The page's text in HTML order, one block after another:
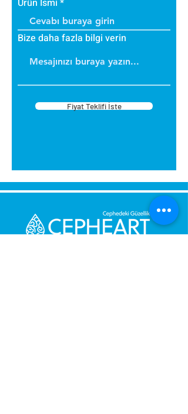
Ürün İsmi
Bize daha fazla bilgi verin
Fiyat Teklifi İste